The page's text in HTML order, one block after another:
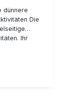
dünnere
Die
Ihr
das